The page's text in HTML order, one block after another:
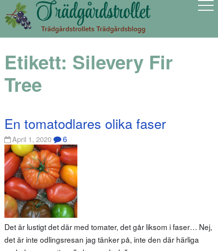
Etikett: Silevery Fir
Tree
En tomatodlares olika faser
April 1, 2020 6
Det är lustigt det där med tomater, det går liksom i faser… Nej,
det är inte odlingsresan jag tänker på, inte den där härliga